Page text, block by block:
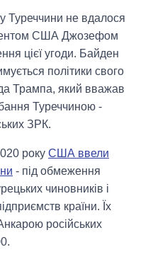
Туреччини не вдалося
США Джозефом
цієї угоди. Байден
політики свого
Трампа, який вважав
Туреччиною -
ЗРК.
року США ввели
- під обмеження
чиновників і
країни. Їх
російських